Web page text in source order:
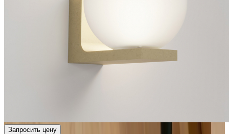
Запросить цену